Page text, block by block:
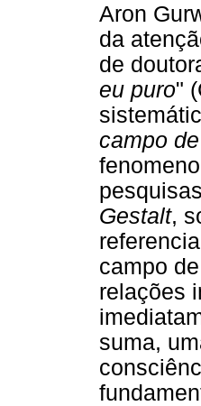
Aron
da
de
eu puro"
campo
Gestalt,
campo
relações
suma,